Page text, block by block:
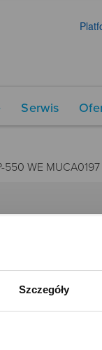
Szczegóły
Serwis
550 WE MUCA0197
Time
Salony
Noble